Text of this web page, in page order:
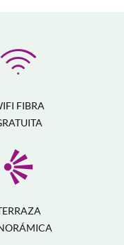
FIBRA